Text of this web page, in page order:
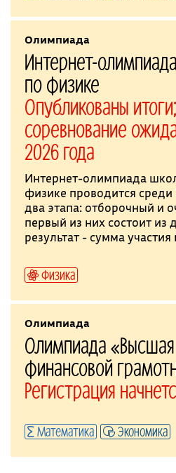
Олимпиада
Интернет-
по физике
Опубликованы
соревнование
2026 года
Интернет-олимпиада
физике проводится среди
два этапа: отборочный и
первый из них состоит из
результат - сумма участия
Физика
Олимпиада
Олимпиада
финансовой
Регистрация
Математика Экономика